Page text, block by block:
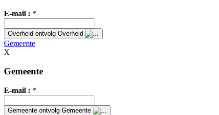
E-mail : *
Overheid ontvolg Overheid
Gemeente
X
Gemeente
E-mail : *
Gemeente ontvolg Gemeente